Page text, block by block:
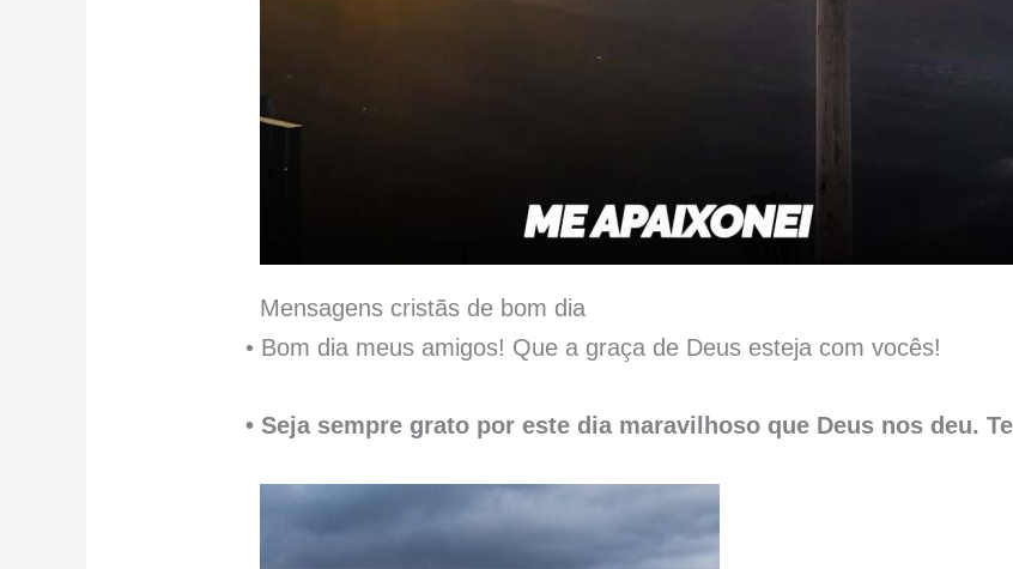
Mensagens cristãs de bom dia
• Bom dia meus amigos! Que a graça de Deus esteja com vocês!
• Seja sempre grato por este dia maravilhoso que Deus nos deu.